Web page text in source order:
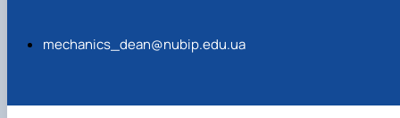
mechanics_dean@nubip.edu.ua